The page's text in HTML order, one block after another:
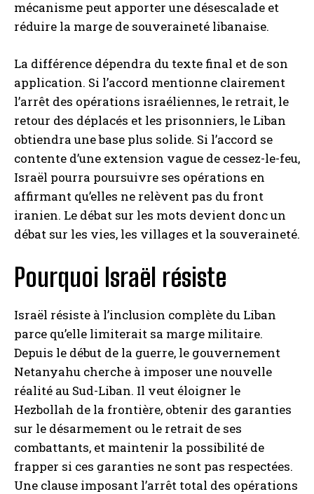
mécanisme peut apporter une désescalade et
réduire la marge de souveraineté libanaise.
La différence dépendra du texte final et de son
application. Si l’accord mentionne clairement
l’arrêt des opérations israéliennes, le retrait, le
retour des déplacés et les prisonniers, le Liban
obtiendra une base plus solide. Si l’accord se
contente d’une extension vague de cessez-le-feu,
Israël pourra poursuivre ses opérations en
affirmant qu’elles ne relèvent pas du front
iranien. Le débat sur les mots devient donc un
débat sur les vies, les villages et la souveraineté.
Pourquoi Israël résiste
Israël résiste à l’inclusion complète du Liban
parce qu’elle limiterait sa marge militaire.
Depuis le début de la guerre, le gouvernement
Netanyahu cherche à imposer une nouvelle
réalité au Sud-Liban. Il veut éloigner le
Hezbollah de la frontière, obtenir des garanties
sur le désarmement ou le retrait de ses
combattants, et maintenir la possibilité de
frapper si ces garanties ne sont pas respectées.
Une clause imposant l’arrêt total des opérations